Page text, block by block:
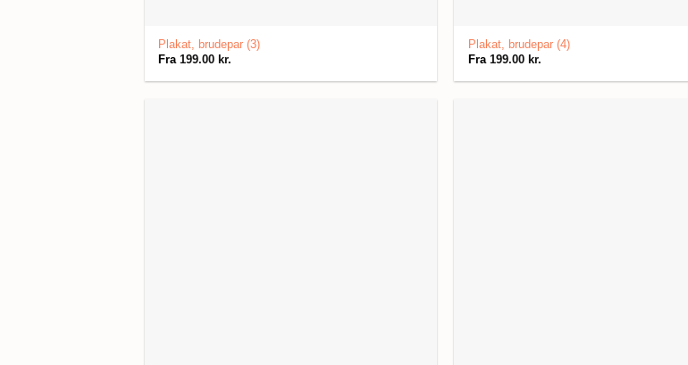
Plakat, brudepar (3)
Fra 199.00 kr.
Plakat, brudepar (4)
Fra 199.00 kr.